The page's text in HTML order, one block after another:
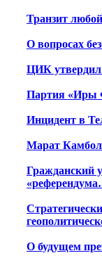
Транзит
О вопросах
ЦИК
Партия «Иры
Инцидент в
Марат
Гражданский
О будущем